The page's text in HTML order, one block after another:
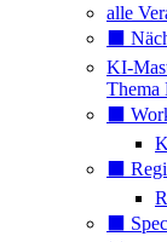
alle
⬛️
KI-
Thema
⬛️
⬛️
⬛️